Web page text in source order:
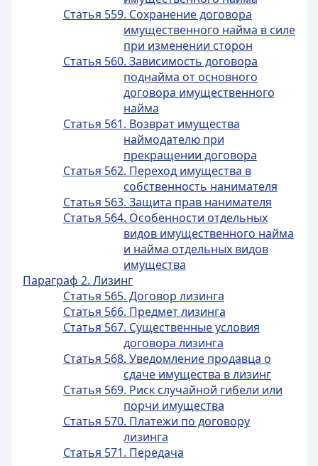
Статья 559. Сохранение договора
имущественного найма в силе
при изменении сторон
Статья 560. Зависимость договора
поднайма от основного
договора имущественного
найма
Статья 561. Возврат имущества
наймодателю при
прекращении договора
Статья 562. Переход имущества в
собственность нанимателя
Статья 563. Защита прав нанимателя
Статья 564. Особенности отдельных
видов имущественного найма
и найма отдельных видов
имущества
Параграф 2. Лизинг
Статья 565. Договор лизинга
Статья 566. Предмет лизинга
Статья 567. Существенные условия
договора лизинга
Статья 568. Уведомление продавца о
сдаче имущества в лизинг
Статья 569. Риск случайной гибели или
порчи имущества
Статья 570. Платежи по договору
лизинга
Статья 571. Передача